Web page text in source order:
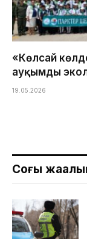
«Көлсай
ауқымды
19.05.2026
Соңғы